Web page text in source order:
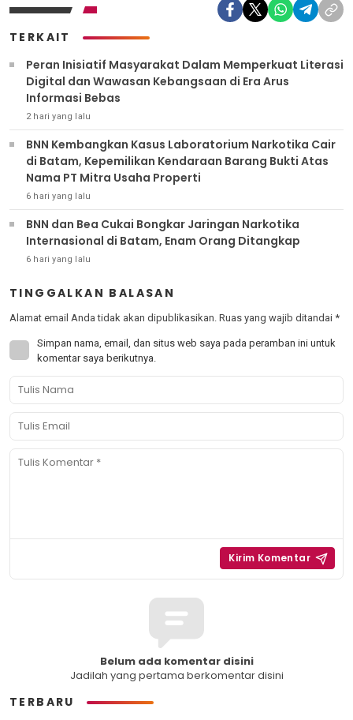
TERKAIT
Peran Inisiatif Masyarakat Dalam Memperkuat Literasi
Digital dan Wawasan Kebangsaan di Era Arus
Informasi Bebas
2 hari yang lalu
BNN Kembangkan Kasus Laboratorium Narkotika Cair
di Batam, Kepemilikan Kendaraan Barang Bukti Atas
Nama PT Mitra Usaha Properti
6 hari yang lalu
BNN dan Bea Cukai Bongkar Jaringan Narkotika
Internasional di Batam, Enam Orang Ditangkap
6 hari yang lalu
TINGGALKAN BALASAN
Alamat email Anda tidak akan dipublikasikan. Ruas yang wajib ditandai *
Simpan nama, email, dan situs web saya pada peramban ini untuk
komentar saya berikutnya.
Belum ada komentar disini
Jadilah yang pertama berkomentar disini
TERBARU